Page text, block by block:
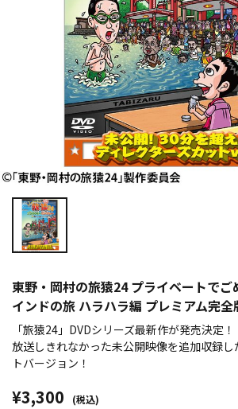
東野・岡村の旅猿24 プライベートで
インドの旅 ハラハラ編 プレミアム完全
「旅猿24」DVDシリーズ最新作が発売決定！
放送しきれなかった未公開映像を追加収録し
トバージョン！
¥3,300 (税込)